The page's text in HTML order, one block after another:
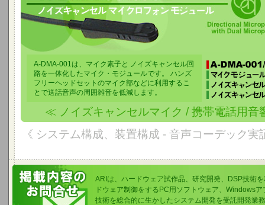
A-DMA-001は、マイク素子と ノイズキャンセル回
路を一体化したマイク・モジュールです。 ハンズ
フリーヘッドセットのマイク部などに利用するこ
とで送話音声の周囲雑音を低減します。
≪ ノイズキャンセルマイク / 携帯電話用
《 システム構成、装置構成 - 音声コーデック
ARIは、ハードウェア試作品、研究開発、DSP技術
ドウェア制御をするPC用ソフトウェア、Windows
技術を総合的に生かしたシステム開発を受託開発業